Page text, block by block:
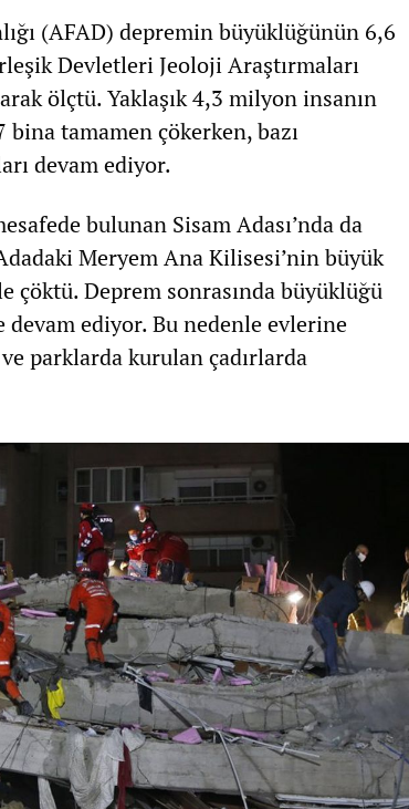
(AFAD) depremin büyüklüğünün 6,6
Devletleri Jeoloji Araştırmaları
ölçtü. Yaklaşık 4,3 milyon insanın
bina tamamen çökerken, bazı
devam ediyor.
bulunan Sisam Adası’nda da
Meryem Ana Kilisesi’nin büyük
Deprem sonrasında büyüklüğü
devam ediyor. Bu nedenle evlerine
parklarda kurulan çadırlarda